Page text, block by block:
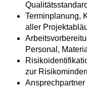
Terminplanung,
aller
Personal,
zur